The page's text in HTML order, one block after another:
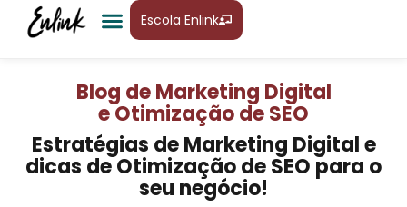
Escola Enlink
Blog de Marketing Digital
e Otimização de SEO
Estratégias de Marketing Digital e
dicas de Otimização de SEO para o
seu negócio!